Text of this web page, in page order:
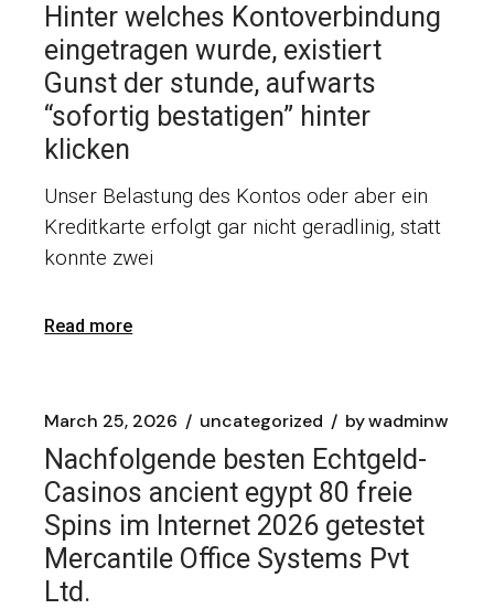
Hinter welches Kontoverbindung
eingetragen wurde, existiert
Gunst der stunde, aufwarts
“sofortig bestatigen” hinter
klicken
Unser Belastung des Kontos oder aber ein
Kreditkarte erfolgt gar nicht geradlinig, statt
konnte zwei
Read more
March 25, 2026 uncategorized bywadminw
Nachfolgende besten Echtgeld-
Casinos ancient egypt 80 freie
Spins im Internet 2026 getestet
Mercantile Office Systems Pvt
Ltd.